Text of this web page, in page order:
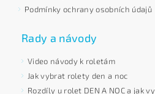
Podmínky ochrany osobních údajů
Rady a návody
Video návody k roletám
Jak vybrat rolety den a noc
Rozdíly u rolet DEN A NOC a jak